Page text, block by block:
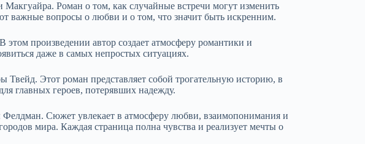
Роман о том, как случайные встречи могут изменить
важные вопросы о любви и о том, что значит быть искренним.
произведении автор создает атмосферу романтики и
даже в самых непростых ситуациях.
Этот роман представляет собой трогательную историю, в
главных героев, потерявших надежду.
Сюжет увлекает в атмосферу любви, взаимопонимания и
мира. Каждая страница полна чувства и реализует мечты о